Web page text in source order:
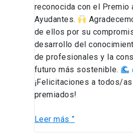
reconocida con el Premio
Ayudantes.
de ellos por su
desarrollo del
de profesionales y la
futuro más sostenible.
¡Felicitaciones a todos/
premiados!
Leer más ”